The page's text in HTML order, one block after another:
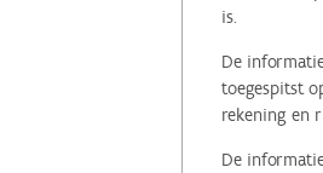
is.
De
toegespitst
rekening en
De